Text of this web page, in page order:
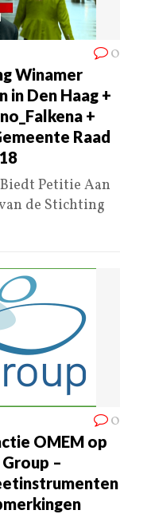
0
Winamer
in Den Haag +
+
Raad
Petitie Aan
de Stichting
0
OMEM op
–